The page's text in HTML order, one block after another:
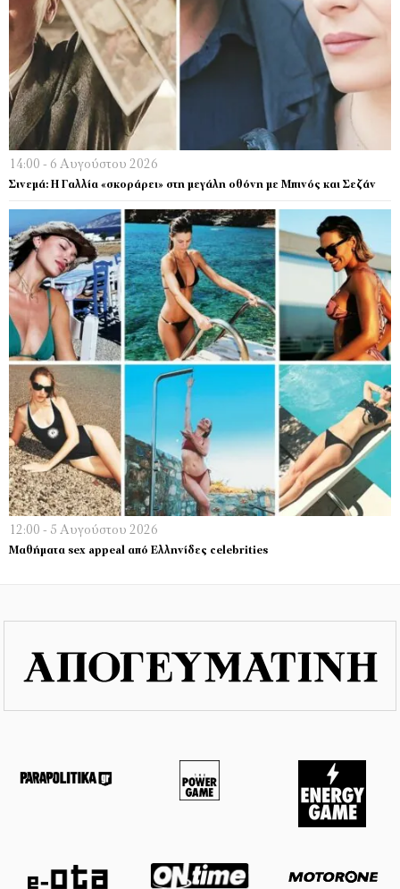
14:00 - 6 Αυγούστου 2026
Σινεμά: Η Γαλλία «σκοράρει» στη μεγάλη οθόνη με Μπινός και Σεζάν
12:00 - 5 Αυγούστου 2026
Μαθήματα sex appeal από Ελληνίδες celebrities